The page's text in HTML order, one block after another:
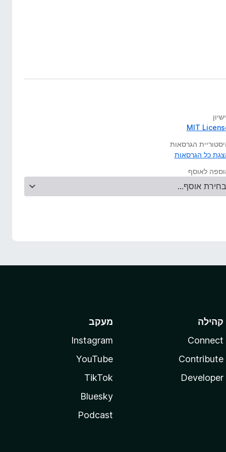
MIT
הגרסאות
כל הגרסאות
לאוסף
קהילה
Connect
Contribute
Developer
מעקב
Instagram
YouTube
TikTok
Bluesky
Podcast